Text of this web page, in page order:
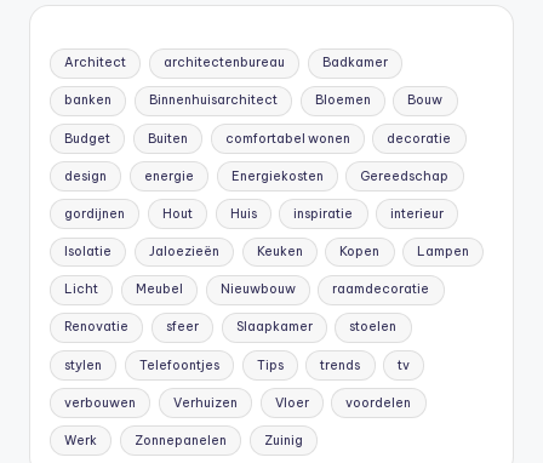
Architect architectenbureau Badkamer
banken Binnenhuisarchitect Bloemen Bouw
Budget Buiten comfortabel wonen decoratie
design energie Energiekosten Gereedschap
gordijnen Hout Huis inspiratie interieur
Isolatie Jaloezieën Keuken Kopen Lampen
Licht Meubel Nieuwbouw raamdecoratie
Renovatie sfeer Slaapkamer stoelen
stylen Telefoontjes Tips trends tv
verbouwen Verhuizen Vloer voordelen
Werk Zonnepanelen Zuinig